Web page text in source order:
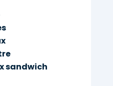
sandwich